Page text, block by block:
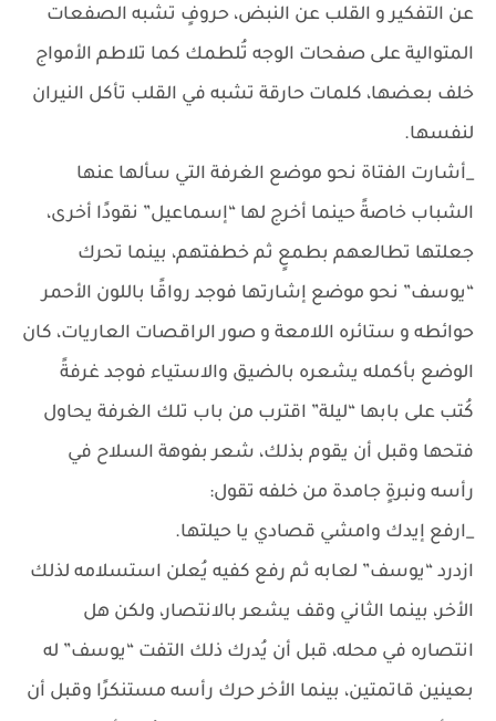
عن التفكير و القلب عن النبض، حروفٍ تشبه الصفعات
المتوالية على صفحات الوجه تُلطمك كما تلاطم الأمواج
خلف بعضها، كلمات حارقة تشبه في القلب تأكل النيران
لنفسها.
_أشارت الفتاة نحو موضع الغرفة التي سألها عنها
الشباب خاصةً حينما أخرج لها “إسماعيل” نقودًا أخرى،
جعلتها تطالعهم بطمعٍ ثم خطفتهم، بينما تحرك
“يوسف” نحو موضع إشارتها فوجد رواقًا باللون الأحمر
حوائطه و ستائره اللامعة و صور الراقصات العاريات، كان
الوضع بأكمله يشعره بالضيق والاستياء فوجد غرفةً
كُتب على بابها “ليلة” اقترب من باب تلك الغرفة يحاول
فتحها وقبل أن يقوم بذلك، شعر بفوهة السلاح في
رأسه ونبرةٍ جامدة من خلفه تقول:
_ارفع إيدك وامشي قصادي يا حيلتها.
ازدرد “يوسف” لعابه ثم رفع كفيه يُعلن استسلامه لذلك
الأخر، بينما الثاني وقف يشعر بالانتصار، ولكن هل
انتصاره في محله، قبل أن يُدرك ذلك التفت “يوسف” له
بعينين قاتمتين، بينما الأخر حرك رأسه مستنكرًا وقبل أن